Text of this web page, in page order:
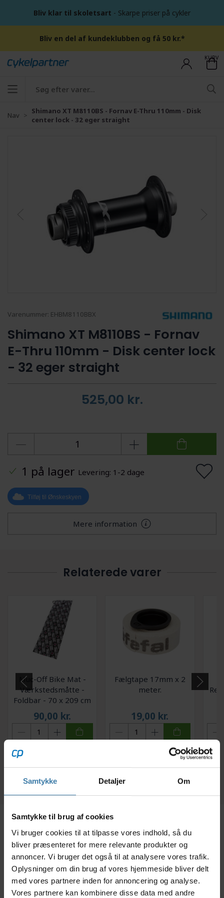
Samtykke Detaljer Om
Samtykke til brug af cookies
Vi bruger cookies til at tilpasse vores indhold, så du
bliver præsenteret for mere relevante produkter og
annoncer. Vi bruger det også til at analysere vores trafik.
Oplysninger om din brug af vores hjemmeside bliver delt
med vores partnere inden for annoncering og analyse.
Vores partnere kan kombinere disse data med andre
Bliv klar til skoletsart - Skarpe priser på cykler
Bliv en del af kundeklubben og få 50 kr.*
KURV
Nav
Shimano XT M8110BS - Fornav E-Thru 110mm - Disk
center lock - 32 eger straight
Varenummer: EHBM8110BBX
Shimano XT M8110BS - Fornav
E-Thru 110mm - Disk center lock
- 32 eger straight
525,00 kr.
1 på lager Levering: 1-2 dage
Tilføj til Ønskeskyen
Mere information
Relaterede varer
Muc-Off Bike Mat -
Værkstedsmåtte -
Foldbar - 70 x 209 cm
90,00 kr.
Fælgtape 17mm x 2
meter.
19,00 kr.
Forventet leveringstid:
Beskrivelse Specifikationer Dokumenter
Dette Shimano XT fornav er med 15mm E-thru aksel
anvendes til mountainbike i kombination med
skivebremse rotor til center lock og 32 eger med lige